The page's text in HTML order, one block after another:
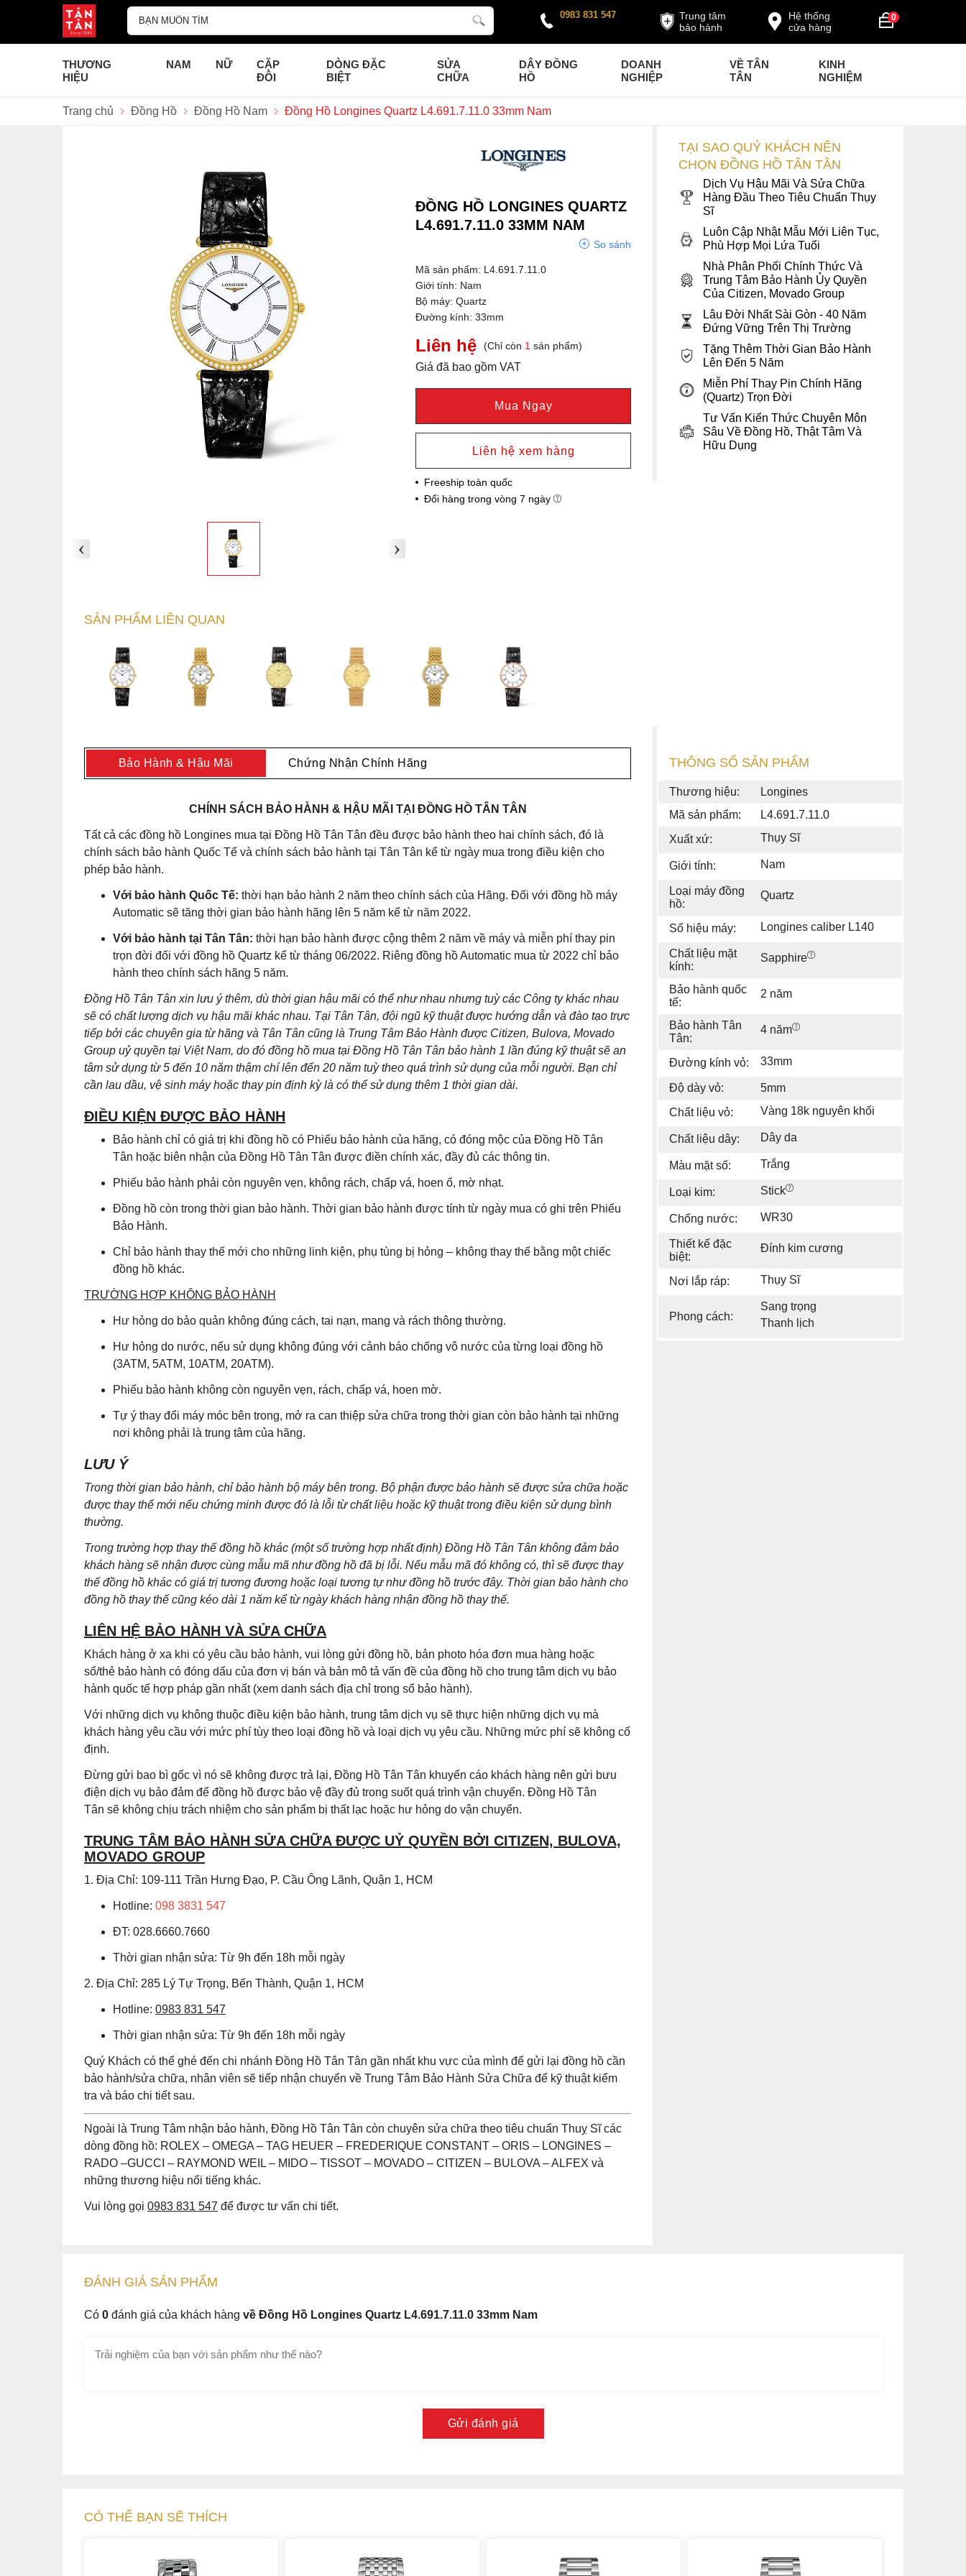
0
Hệ thống
cửa hàng
Trung tâm
bảo hành
0983 831 547
THƯƠNG
HIỆU
NAM NỮ
CẶP
ĐÔI
DÒNG ĐẶC
BIỆT
SỬA
CHỮA
DÂY ĐỒNG
HỒ
DOANH
NGHIỆP
VỀ TÂN
TÂN
KINH
NGHIỆM
Trang chủ Đồng Hồ Đồng Hồ Nam Đồng Hồ Longines Quartz L4.691.7.11.0 33mm Nam
‹ ›
ĐỒNG HỒ LONGINES QUARTZ
L4.691.7.11.0 33MM NAM
So sánh
Mã sản phẩm: L4.691.7.11.0
Giới tính: Nam
Bộ máy: Quartz
Đường kính: 33mm
Liên hệ (Chỉ còn 1 sản phẩm)
Giá đã bao gồm VAT
Mua Ngay
Liên hệ xem hàng
Freeship toàn quốc
Đổi hàng trong vòng 7 ngày
SẢN PHẨM LIÊN QUAN
TẠI SAO QUÝ KHÁCH NÊN
CHỌN ĐỒNG HỒ TÂN TÂN
Dịch Vụ Hậu Mãi Và Sửa Chữa
Hàng Đầu Theo Tiêu Chuẩn Thụy
Sĩ
Luôn Cập Nhật Mẫu Mới Liên Tục,
Phù Hợp Mọi Lứa Tuổi
Nhà Phân Phối Chính Thức Và
Trung Tâm Bảo Hành Ủy Quyền
Của Citizen, Movado Group
Lâu Đời Nhất Sài Gòn - 40 Năm
Đứng Vững Trên Thị Trường
Tặng Thêm Thời Gian Bảo Hành
Lên Đến 5 Năm
Miễn Phí Thay Pin Chính Hãng
(Quartz) Trọn Đời
Tư Vấn Kiến Thức Chuyên Môn
Sâu Về Đồng Hồ, Thật Tâm Và
Hữu Dụng
Bảo Hành & Hậu Mãi Chứng Nhận Chính Hãng
CHÍNH SÁCH BẢO HÀNH & HẬU MÃI TẠI ĐỒNG HỒ TÂN TÂN
Tất cả các đồng hồ Longines mua tại Đồng Hồ Tân Tân đều được bảo hành theo hai chính sách, đó là
chính sách bảo hành Quốc Tế và chính sách bảo hành tại Tân Tân kể từ ngày mua trong điều kiện cho
phép bảo hành.
Với bảo hành Quốc Tế: thời hạn bảo hành 2 năm theo chính sách của Hãng. Đối với đồng hồ máy
Automatic sẽ tăng thời gian bảo hành hãng lên 5 năm kể từ năm 2022.
Với bảo hành tại Tân Tân: thời hạn bảo hành được cộng thêm 2 năm về máy và miễn phí thay pin
trọn đời đối với đồng hồ Quartz kể từ tháng 06/2022. Riêng đồng hồ Automatic mua từ 2022 chỉ bảo
hành theo chính sách hãng 5 năm.
Đồng Hồ Tân Tân xin lưu ý thêm, dù thời gian hậu mãi có thể như nhau nhưng tuỳ các Công ty khác nhau
sẽ có chất lượng dịch vụ hậu mãi khác nhau. Tại Tân Tân, đội ngũ kỹ thuật được hướng dẫn và đào tạo trực
tiếp bởi các chuyên gia từ hãng và Tân Tân cũng là Trung Tâm Bảo Hành được Citizen, Bulova, Movado
Group uỷ quyền tại Việt Nam, do đó đồng hồ mua tại Đồng Hồ Tân Tân bảo hành 1 lần đúng kỹ thuật sẽ an
tâm sử dụng từ 5 đến 10 năm thậm chí lên đến 20 năm tuỳ theo quá trình sử dụng của mỗi người. Bạn chỉ
cần lau dầu, vệ sinh máy hoặc thay pin định kỳ là có thể sử dụng thêm 1 thời gian dài.
ĐIỀU KIỆN ĐƯỢC BẢO HÀNH
Bảo hành chỉ có giá trị khi đồng hồ có Phiếu bảo hành của hãng, có đóng mộc của Đồng Hồ Tân
Tân hoặc biên nhận của Đồng Hồ Tân Tân được điền chính xác, đầy đủ các thông tin.
Phiếu bảo hành phải còn nguyên vẹn, không rách, chấp vá, hoen ố, mờ nhạt.
Đồng hồ còn trong thời gian bảo hành. Thời gian bảo hành được tính từ ngày mua có ghi trên Phiếu
Bảo Hành.
Chỉ bảo hành thay thế mới cho những linh kiện, phụ tùng bị hỏng – không thay thế bằng một chiếc
đồng hồ khác.
TRƯỜNG HỢP KHÔNG BẢO HÀNH
Hư hỏng do bảo quản không đúng cách, tai nạn, mang và rách thông thường.
Hư hỏng do nước, nếu sử dụng không đúng với cảnh báo chống vô nước của từng loại đồng hồ
(3ATM, 5ATM, 10ATM, 20ATM).
Phiếu bảo hành không còn nguyên vẹn, rách, chấp vá, hoen mờ.
Tự ý thay đổi máy móc bên trong, mở ra can thiệp sửa chữa trong thời gian còn bảo hành tại những
nơi không phải là trung tâm của hãng.
LƯU Ý
Trong thời gian bảo hành, chỉ bảo hành bộ máy bên trong. Bộ phận được bảo hành sẽ được sửa chữa hoặc
được thay thế mới nếu chứng minh được đó là lỗi từ chất liệu hoặc kỹ thuật trong điều kiện sử dụng bình
thường.
Trong trường hợp thay thế đồng hồ khác (một số trường hợp nhất định) Đồng Hồ Tân Tân không đảm bảo
khách hàng sẽ nhận được cùng mẫu mã như đồng hồ đã bị lỗi. Nếu mẫu mã đó không có, thì sẽ được thay
thế đồng hồ khác có giá trị tương đương hoặc loại tương tự như đồng hồ trước đây. Thời gian bảo hành cho
đồng hồ thay thế cũng kéo dài 1 năm kể từ ngày khách hàng nhận đồng hồ thay thế.
LIÊN HỆ BẢO HÀNH VÀ SỬA CHỮA
Khách hàng ở xa khi có yêu cầu bảo hành, vui lòng gửi đồng hồ, bản photo hóa đơn mua hàng hoặc
sổ/thẻ bảo hành có đóng dấu của đơn vị bán và bản mô tả vấn đề của đồng hồ cho trung tâm dịch vụ bảo
hành quốc tế hợp pháp gần nhất (xem danh sách địa chỉ trong sổ bảo hành).
Với những dịch vụ không thuộc điều kiện bảo hành, trung tâm dịch vụ sẽ thực hiện những dịch vụ mà
khách hàng yêu cầu với mức phí tùy theo loại đồng hồ và loại dịch vụ yêu cầu. Những mức phí sẽ không cố
định.
Đừng gửi bao bì gốc vì nó sẽ không được trả lại, Đồng Hồ Tân Tân khuyến cáo khách hàng nên gửi bưu
điện dịch vụ bảo đảm để đồng hồ được bảo vệ đầy đủ trong suốt quá trình vận chuyển. Đồng Hồ Tân
Tân sẽ không chịu trách nhiệm cho sản phẩm bị thất lạc hoặc hư hỏng do vận chuyển.
TRUNG TÂM BẢO HÀNH SỬA CHỮA ĐƯỢC UỶ QUYỀN BỞI CITIZEN, BULOVA,
MOVADO GROUP
1. Địa Chỉ: 109-111 Trần Hưng Đạo, P. Cầu Ông Lãnh, Quận 1, HCM
Hotline: 098 3831 547
ĐT: 028.6660.7660
Thời gian nhận sửa: Từ 9h đến 18h mỗi ngày
2. Địa Chỉ: 285 Lý Tự Trọng, Bến Thành, Quận 1, HCM
Hotline: 0983 831 547
Thời gian nhận sửa: Từ 9h đến 18h mỗi ngày
Quý Khách có thể ghé đến chi nhánh Đồng Hồ Tân Tân gần nhất khu vực của mình để gửi lại đồng hồ cần
bảo hành/sửa chữa, nhân viên sẽ tiếp nhận chuyển về Trung Tâm Bảo Hành Sửa Chữa để kỹ thuật kiểm
tra và báo chi tiết sau.
Ngoài là Trung Tâm nhận bảo hành, Đồng Hồ Tân Tân còn chuyên sửa chữa theo tiêu chuẩn Thuỵ Sĩ các
dòng đồng hồ: ROLEX – OMEGA – TAG HEUER – FREDERIQUE CONSTANT – ORIS – LONGINES –
RADO –GUCCI – RAYMOND WEIL – MIDO – TISSOT – MOVADO – CITIZEN – BULOVA – ALFEX và
những thương hiệu nổi tiếng khác.
Vui lòng gọi 0983 831 547 để được tư vấn chi tiết.
THÔNG SỐ SẢN PHẨM
Thương hiệu:
Longines
Mã sản phẩm:
L4.691.7.11.0
Xuất xứ:
Thụy Sĩ
Giới tính: Nam
Loại máy đồng
hồ:
Quartz
Số hiệu máy: Longines caliber L140
Chất liệu mặt
kính:
Sapphire
Bảo hành quốc
tế:
2 năm
Bảo hành Tân
Tân:
4 năm
Đường kính vỏ: 33mm
Độ dày vỏ:
5mm
Chất liệu vỏ:
Vàng 18k nguyên khối
Chất liệu dây: Dây da
Màu mặt số: Trắng
Loại kim: Stick
Chống nước: WR30
Thiết kế đặc
biệt:
Đính kim cương
Nơi lắp ráp: Thụy Sĩ
Phong cách:
Sang trọng
Thanh lịch
ĐÁNH GIÁ SẢN PHẤM
Có 0 đánh giá của khách hàng về Đồng Hồ Longines Quartz L4.691.7.11.0 33mm Nam
Gửi đánh giá
CÓ THỂ BẠN SẼ THÍCH